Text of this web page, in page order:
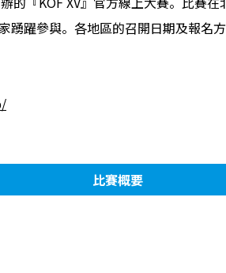
躍參與。各地區的召開日期及報名
比賽概要